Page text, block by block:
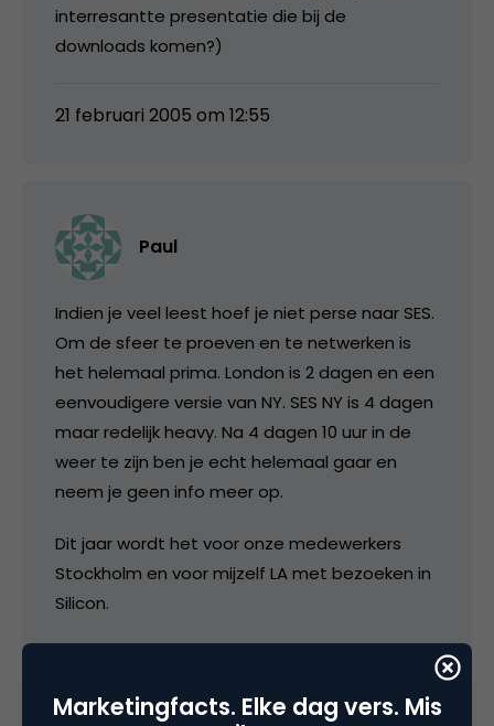
interresantte presentatie die bij de
downloads komen?)
21 februari 2005 om 12:55
Paul
Indien je veel leest hoef je niet perse naar SES.
Om de sfeer te proeven en te netwerken is
het helemaal prima. London is 2 dagen en een
eenvoudigere versie van NY. SES NY is 4 dagen
maar redelijk heavy. Na 4 dagen 10 uur in de
weer te zijn ben je echt helemaal gaar en
neem je geen info meer op.
Dit jaar wordt het voor onze medewerkers
Stockholm en voor mijzelf LA met bezoeken in
Silicon.
beschrijvingen op…
Marketingfacts. Elke dag vers. Mis